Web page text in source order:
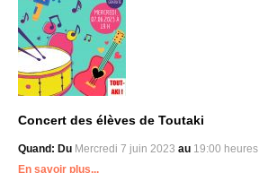
Concert des élèves de Toutaki
Quand: Du Mercredi 7 juin 2023 au 19:00 heures
En savoir plus...